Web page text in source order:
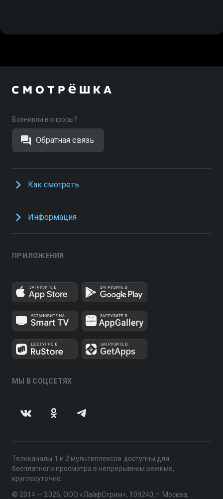
Возникли вопросы?
Обратная связь
Как смотреть
Информация
ПРИЛОЖЕНИЯ
МЫ В СОЦСЕТЯХ
Телеканалы 1 и 2 мультиплексов доступны для
бесплатного просмотра в непрерывном режиме,
круглосуточно.
© 2014 — 2026, ООО «ЛайфСтрим», 109240, г. Москва,